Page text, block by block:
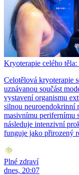
Kryoterapie celého
Celotělová kryoterapie
uznávanou součást
vystavení organismu
silnou neuroendokrinní
masivnímu perifernímu
následuje intenzivní
funguje jako přirozený
Plné zdraví
dnes, 20:07